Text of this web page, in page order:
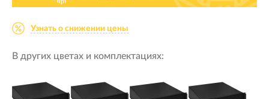
Узнать о снижении цены
В других цветах и комплектациях: